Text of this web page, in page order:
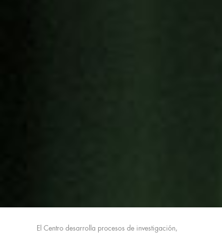
El Centro desarrolla procesos de investigación,